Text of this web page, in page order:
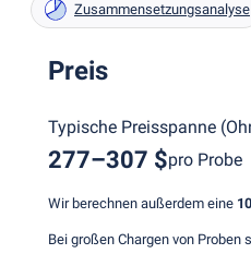
Zusammensetzungsanalyse
Preis
Typische Preisspanne (
277–307 $pro Probe
Wir berechnen außerdem eine
Bei großen Chargen von Proben